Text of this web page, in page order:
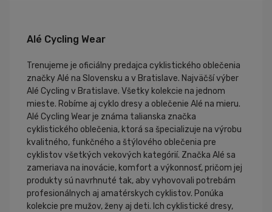
Alé Cycling Wear
Trenujeme je oficiálny predajca cyklistického oblečenia
značky Alé na Slovensku a v Bratislave. Najväčší výber
Alé Cycling v Bratislave. Všetky kolekcie na jednom
mieste. Robíme aj cyklo dresy a oblečenie Alé na mieru.
Alé Cycling Wear je známa talianska značka
cyklistického oblečenia, ktorá sa špecializuje na výrobu
kvalitného, funkčného a štýlového oblečenia pre
cyklistov všetkých vekových kategórií. Značka Alé sa
zameriava na inovácie, komfort a výkonnosť, pričom jej
produkty sú navrhnuté tak, aby vyhovovali potrebám
profesionálnych aj amatérskych cyklistov. Ponúka
kolekcie pre mužov, ženy aj deti. Ich cyklistické dresy,